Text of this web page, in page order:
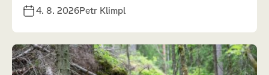
4. 8. 2026Petr Klimpl